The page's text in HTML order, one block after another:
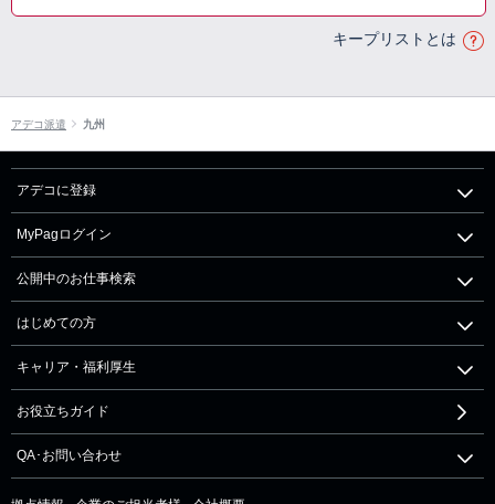
キープリストとは
アデコ派遣 九州
アデコに登録
MyPagログイン
公開中のお仕事検索
はじめての方
キャリア・福利厚生
お役立ちガイド
QA･お問い合わせ